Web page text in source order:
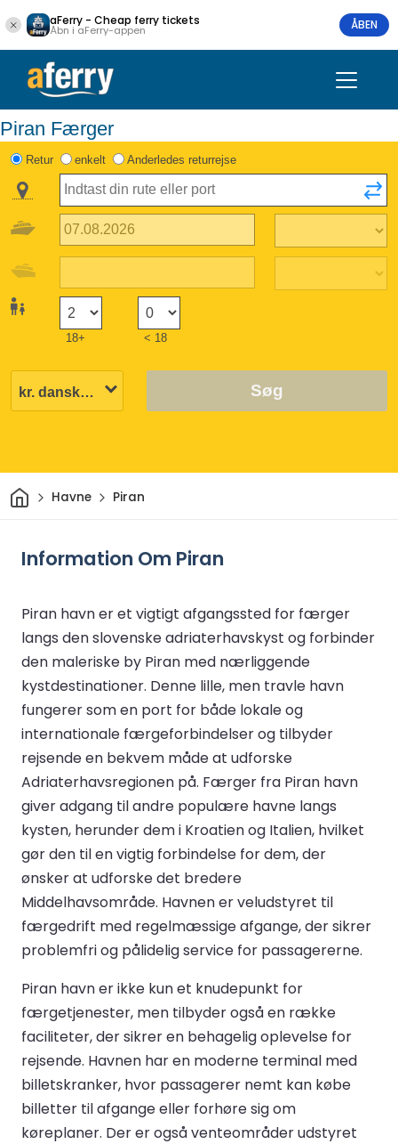
aFerry - Cheap ferry tickets
Åbn i aFerry-appen ÅBEN
Piran Færger
Retur enkelt Anderledes returrejse
18+ < 18
Søg
HjemHavne Piran
Information Om Piran
Piran havn er et vigtigt afgangssted for færger
langs den slovenske adriaterhavskyst og forbinder
den maleriske by Piran med nærliggende
kystdestinationer. Denne lille, men travle havn
fungerer som en port for både lokale og
internationale færgeforbindelser og tilbyder
rejsende en bekvem måde at udforske
Adriaterhavsregionen på. Færger fra Piran havn
giver adgang til andre populære havne langs
kysten, herunder dem i Kroatien og Italien, hvilket
gør den til en vigtig forbindelse for dem, der
ønsker at udforske det bredere
Middelhavsområde. Havnen er veludstyret til
færgedrift med regelmæssige afgange, der sikrer
problemfri og pålidelig service for passagererne.
Piran havn er ikke kun et knudepunkt for
færgetjenester, men tilbyder også en række
faciliteter, der sikrer en behagelig oplevelse for
rejsende. Havnen har en moderne terminal med
billetskranker, hvor passagerer nemt kan købe
billetter til afgange eller forhøre sig om
køreplaner. Der er også venteområder udstyret